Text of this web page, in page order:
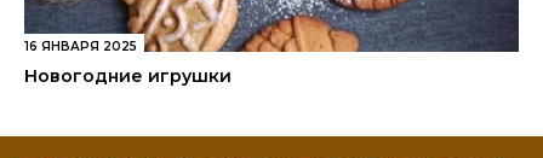
16 ЯНВАРЯ 2025
Новогодние игрушки